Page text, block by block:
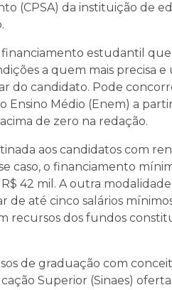
(CPSA) da instituição de
estudantil
a quem mais precisa
do candidato. Pode
Ensino Médio (Enem) a
de zero na redação.
aos candidatos com
caso, o financiamento
42 mil. A outra
até cinco salários
recursos dos fundos
de graduação com
Superior (Sinaes)